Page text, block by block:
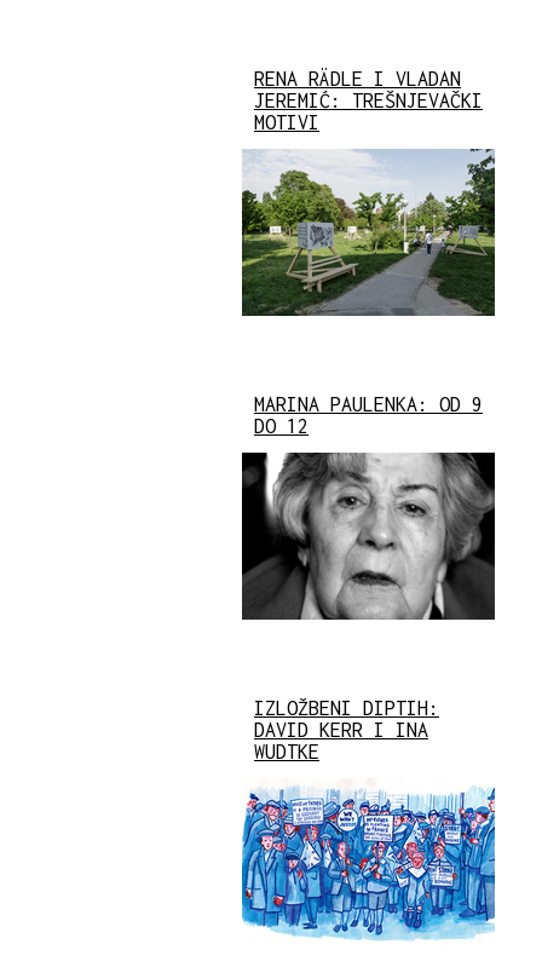
RENA RÄDLE I VLADAN
JEREMIĆ: TREŠNJEVAČKI
MOTIVI
MARINA PAULENKA: OD 9
DO 12
IZLOŽBENI DIPTIH:
DAVID KERR I INA
WUDTKE